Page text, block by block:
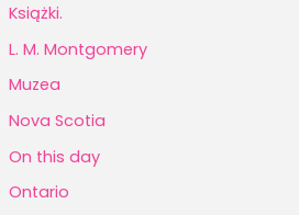
Książki.
L. M. Montgomery
Muzea
Nova Scotia
On this day
Ontario